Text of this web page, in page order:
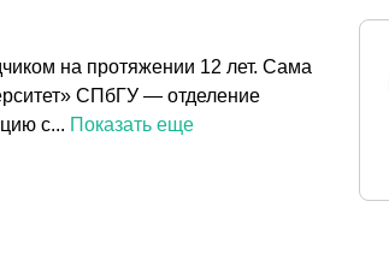
на протяжении 12 лет. Сама
СПбГУ — отделение
с... Показать еще